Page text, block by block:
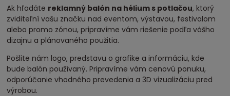
Ak hľadáte reklamný balón na hélium s potlačou, ktorý
zviditeľní vašu značku nad eventom, výstavou, festivalom
alebo promo zónou, pripravíme vám riešenie podľa vášho
dizajnu a plánovaného použitia.
Pošlite nám logo, predstavu o grafike a informáciu, kde
bude balón používaný. Pripravíme vám cenovú ponuku,
odporúčanie vhodného prevedenia a 3D vizualizáciu pred
výrobou.